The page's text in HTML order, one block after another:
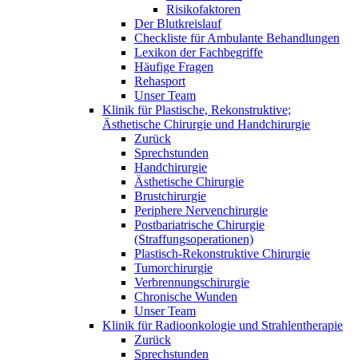
Risikofaktoren
Der Blutkreislauf
Checkliste für Ambulante Behandlungen
Lexikon der Fachbegriffe
Häufige Fragen
Rehasport
Unser Team
Klinik für Plastische, Rekonstruktive;
Ästhetische Chirurgie und Handchirurgie
Zurück
Sprechstunden
Handchirurgie
Ästhetische Chirurgie
Brustchirurgie
Periphere Nervenchirurgie
Postbariatrische Chirurgie
(Straffungsoperationen)
Plastisch-Rekonstruktive Chirurgie
Tumorchirurgie
Verbrennungschirurgie
Chronische Wunden
Unser Team
Klinik für Radioonkologie und Strahlentherapie
Zurück
Sprechstunden